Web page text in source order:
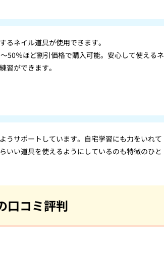
ネイル道具が使用できます。
50％ほど割引価格で購入可能。安心して使えるネ
習ができます。
うサポートしています。自宅学習にも力をいれて
いい道具を使えるようにしているのも特徴のひと
口コミ評判